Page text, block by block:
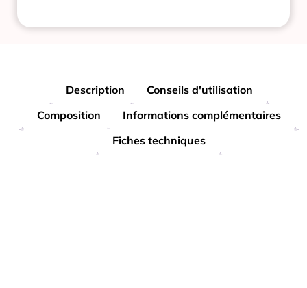
Description
Conseils d'utilisation
Composition
Informations complémentaires
Fiches techniques